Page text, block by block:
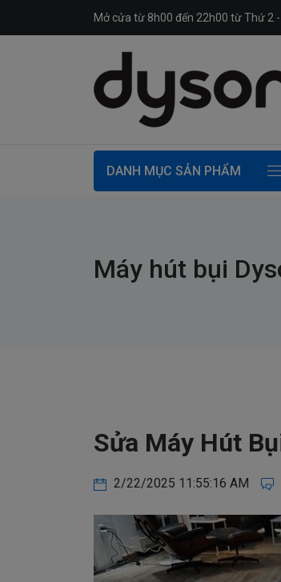
Mở cửa từ 8h00 đến 22h00 từ Thứ 2
DANH MỤC SẢN PHẨM
Máy hút bụi
Sửa Máy Hút
2/22/2025 11:55:16 AM